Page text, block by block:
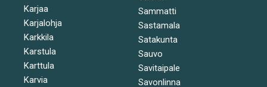
Karjaa
Karjalohja
Karkkila
Karstula
Karttula
Karvia
Sammatti
Sastamala
Satakunta
Sauvo
Savitaipale
Savonlinna